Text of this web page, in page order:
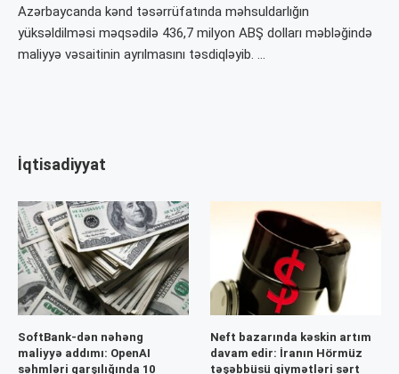
Azərbaycanda kənd təsərrüfatında məhsuldarlığın
yüksəldilməsi məqsədilə 436,7 milyon ABŞ dolları məbləğində
maliyyə vəsaitinin ayrılmasını təsdiqləyib. …
İqtisadiyyat
SoftBank-dən nəhəng
maliyyə addımı: OpenAI
səhmləri qarşılığında 10
Neft bazarında kəskin artım
davam edir: İranın Hörmüz
təşəbbüsü qiymətləri sərt